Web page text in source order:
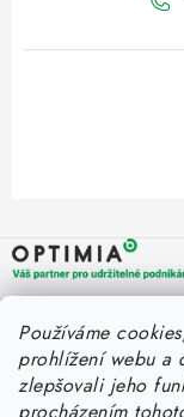
Používáme
prohlížení webu a
zlepšovali jeho
á
p
a
OPTIMIA BPO s.r.o.
Holýšovská 2923/4
150 00 Praha 5
Česká republika
Rychlý kontakt
eshop@optimia.cz
Informace pro vás